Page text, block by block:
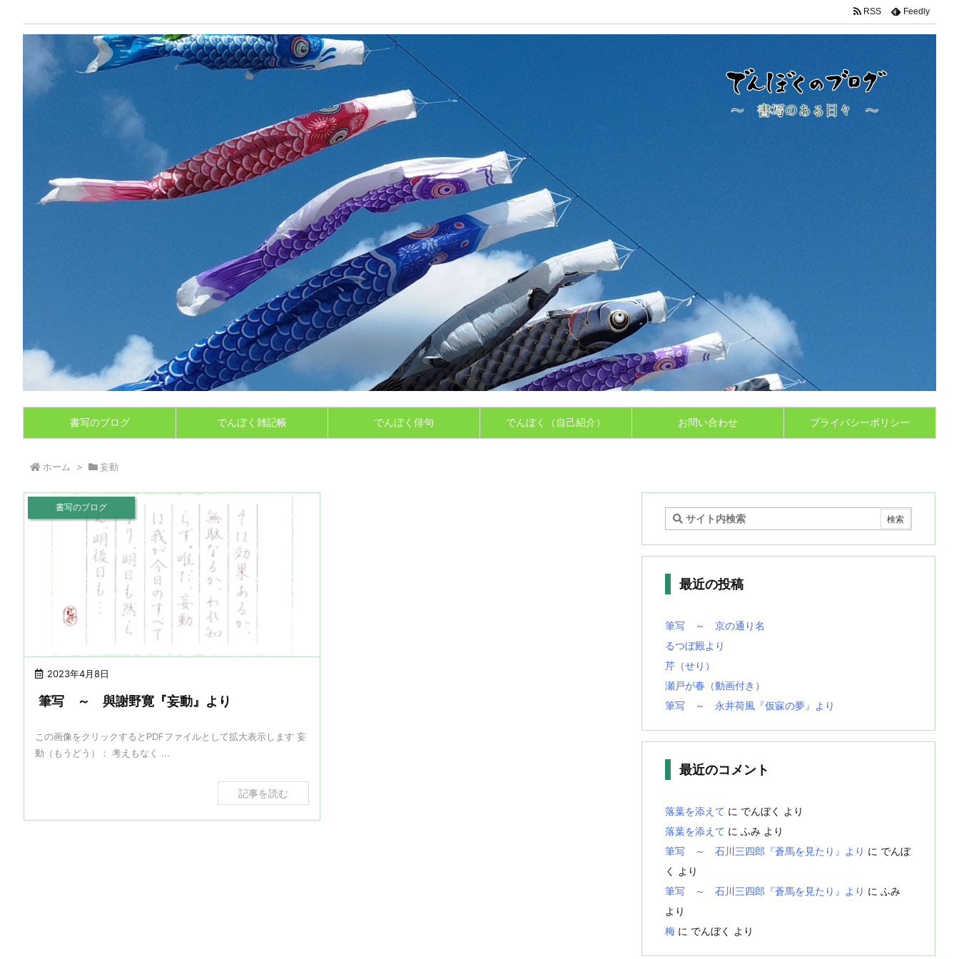
書写のブログ でんぼく雑記帳 でんぼく俳句 でんぼく（自己紹介） お問い合わせ プライバシーポリシー
RSS Feedly
ホーム > 妄動
2023年4月8日
書写のブログ
筆写 ～ 與謝野寛『妄動』より
この画像をクリックするとPDFファイルとして拡大表示します 妄
動（もうどう）： 考えもなく ...
記事を読む
最近の投稿
筆写 ～ 京の通り名
るつぼ殿より
芹（せり）
瀬戸が春（動画付き）
筆写 ～ 永井荷風『仮寐の夢』より
最近のコメント
落葉を添えて に でんぼく
より
落葉を添えて に ふみ より
筆写 ～ 石川三四郎『蒼馬を見たり』より に でんぼ
く
より
筆写 ～ 石川三四郎『蒼馬を見たり』より に ふみ
より
梅 に でんぼく より